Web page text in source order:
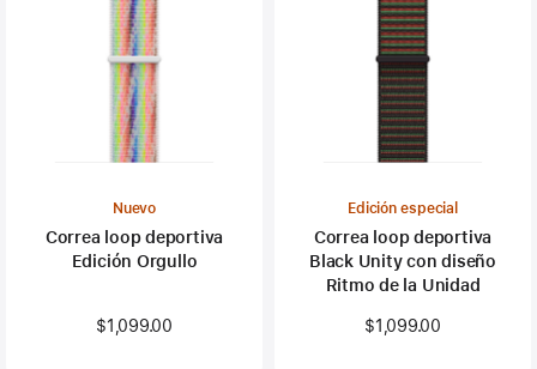
Nuevo
Correa loop deportiva
Edición Orgullo
$1,099.00
Edición especial
Correa loop deportiva
Black Unity con diseño
Ritmo de la Unidad
$1,099.00